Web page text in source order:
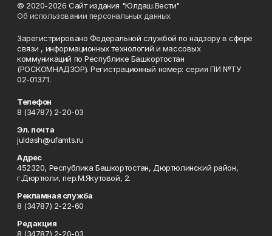
© 2020-2026 Сайт издания "Юлдаш.Вести"
Об использовании персональных данных
Зарегистрировано Федеральной службой по надзору в сфере
связи , информационных технологий и массовых
коммуникаций по Республике Башкортостан
(РОСКОМНАДЗОР). Регистрационный номер: серия ПИ №ТУ
02-01371.
Телефон
8 (34787) 2-20-03
Эл. почта
juldash@ufamts.ru
Адрес
452320, Республика Башкортостан, Дюртюлинский район,
г.Дюртюли, пер.М.Якутовой, 2.
Рекламная служба
8 (34787) 2-22-60
Редакция
8 (34787) 2-20-03